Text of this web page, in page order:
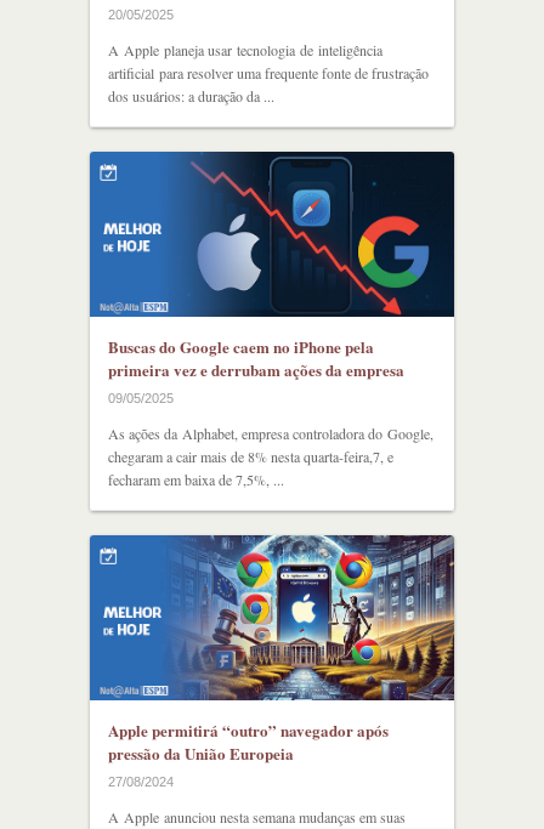
20/05/2025
A Apple planeja usar tecnologia de inteligência
artificial para resolver uma frequente fonte de frustração
dos usuários: a duração da ...
Buscas do Google caem no iPhone pela
primeira vez e derrubam ações da empresa
09/05/2025
As ações da Alphabet, empresa controladora do Google,
chegaram a cair mais de 8% nesta quarta-feira,7, e
fecharam em baixa de 7,5%, ...
Apple permitirá “outro” navegador após
pressão da União Europeia
27/08/2024
A Apple anunciou nesta semana mudanças em suas